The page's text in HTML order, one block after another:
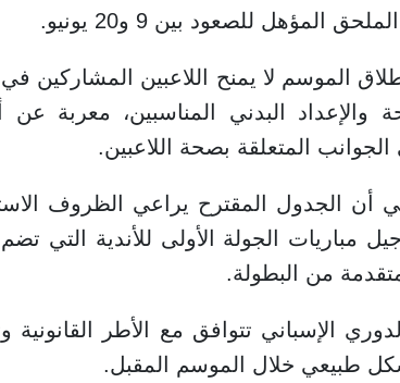
الموسم لا يمنح اللاعبين المشاركين
والإعداد البدني المناسبين، معربة عن
الجوانب المتعلقة بصحة اللاعبين.
أن الجدول المقترح يراعي الظروف
مباريات الجولة الأولى للأندية التي
من البطولة.
الإسباني تتوافق مع الأطر القانونية
طبيعي خلال الموسم المقبل.